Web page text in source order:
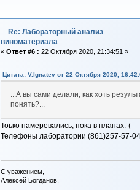
Re: Лабораторный анализ
виноматериала
« Ответ #6 : 22 Октября 2020, 21:34:51 »
Цитата: V.Ignatev от 22 Октября 2020,
...А вы сами делали, как хоть
понять?...
Тоько намеревались, пока в планах:-(
Телефоны лаборатории (861)257-57-
С уважением,
Алексей Богданов.